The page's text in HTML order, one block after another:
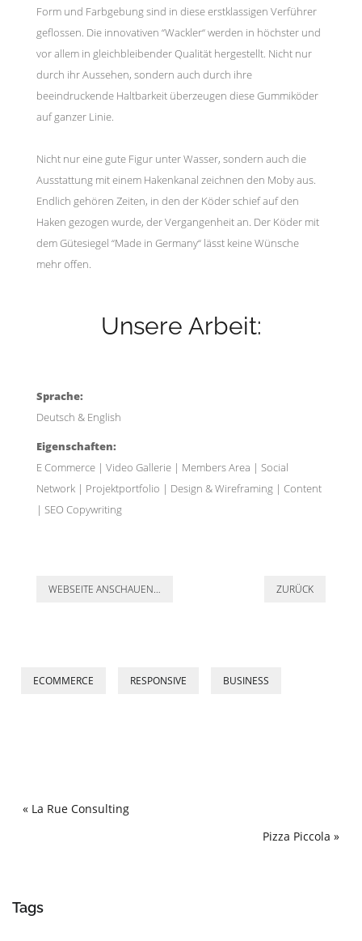
Form und Farbgebung sind in diese erstklassigen Verführer
geflossen. Die innovativen “Wackler“ werden in höchster und
vor allem in gleichbleibender Qualität hergestellt. Nicht nur
durch ihr Aussehen, sondern auch durch ihre
beeindruckende Haltbarkeit überzeugen diese Gummiköder
auf ganzer Linie.
Nicht nur eine gute Figur unter Wasser, sondern auch die
Ausstattung mit einem Hakenkanal zeichnen den Moby aus.
Endlich gehören Zeiten, in den der Köder schief auf den
Haken gezogen wurde, der Vergangenheit an. Der Köder mit
dem Gütesiegel “Made in Germany“ lässt keine Wünsche
mehr offen.
Unsere Arbeit:
Sprache:
Deutsch & English
Eigenschaften:
E Commerce | Video Gallerie | Members Area | Social
Network | Projektportfolio | Design & Wireframing | Content
| SEO Copywriting
WEBSEITE ANSCHAUEN… ZURÜCK
ECOMMERCE RESPONSIVE BUSINESS
« La Rue Consulting
Pizza Piccola »
Tags